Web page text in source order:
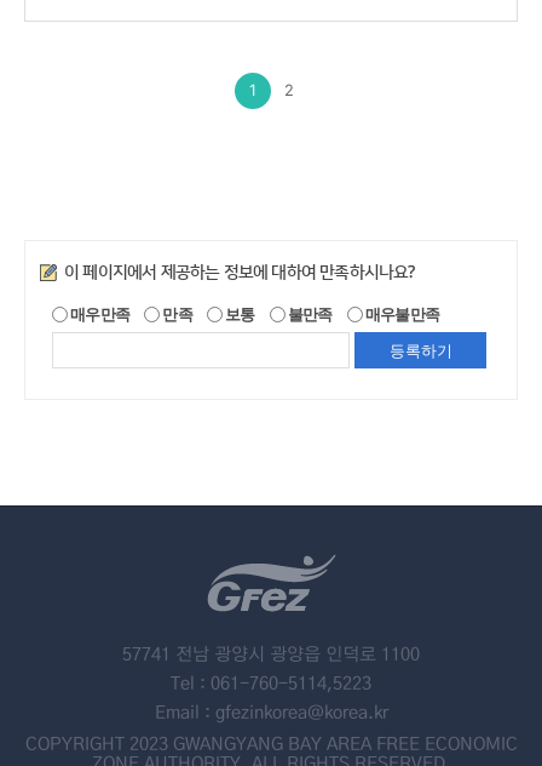
1 2
만족도조사
이 페이지에서 제공하는 정보에 대하여 만족하시나요?
매우만족 만족 보통 불만족 매우불만족
57741 전남 광양시 광양읍 인덕로 1100
Tel : 061-760-5114,5223
Email : gfezinkorea@korea.kr
COPYRIGHT 2023 GWANGYANG BAY AREA FREE ECONOMIC